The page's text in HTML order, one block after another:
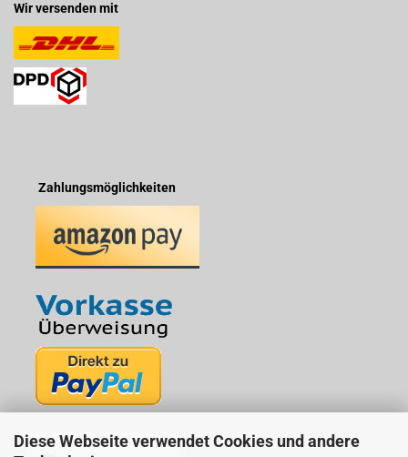
Diese Webseite verwendet Cookies und andere
Wir versenden mit
Zahlungsmöglichkeiten